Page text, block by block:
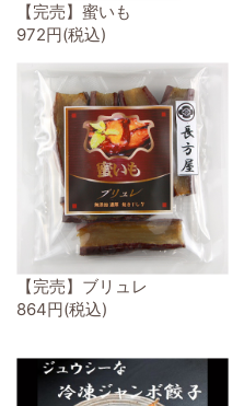
【完売】蜜いも
972円(税込)
【完売】ブリュレ
864円(税込)